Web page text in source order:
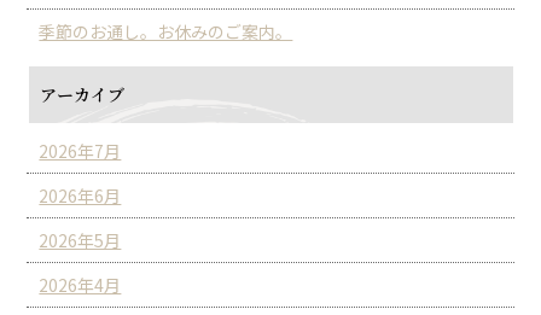
季節のお通し。お休みのご案内。
アーカイブ
2026年7月
2026年6月
2026年5月
2026年4月